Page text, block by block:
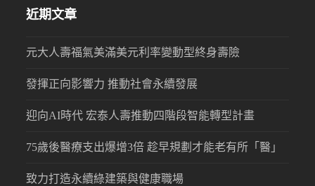
近期文章
元大人壽福氣美滿美元利率變動型終身壽險
發揮正向影響力 推動社會永續發展
迎向AI時代 宏泰人壽推動四階段智能轉型計畫
75歲後醫療支出爆增3倍 趁早規劃才能老有所「醫」
致力打造永續綠建築與健康職場